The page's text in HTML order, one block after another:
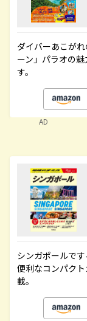
ダイバーあこが
ーン」パラオの
す。
AD
シンガポールで
便利なコンパク
載。